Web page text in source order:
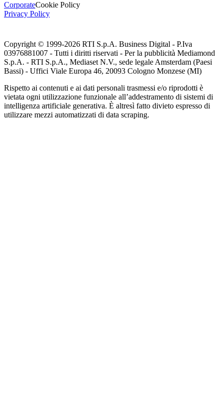
CorporateCookie Policy
Privacy Policy
Copyright © 1999-2026 RTI S.p.A. Business Digital - P.Iva
03976881007 - Tutti i diritti riservati - Per la pubblicità Mediamond
S.p.A. - RTI S.p.A., Mediaset N.V., sede legale Amsterdam (Paesi
Bassi) - Uffici Viale Europa 46, 20093 Cologno Monzese (MI)
Rispetto ai contenuti e ai dati personali trasmessi e/o riprodotti è
vietata ogni utilizzazione funzionale all’addestramento di sistemi di
intelligenza artificiale generativa. È altresì fatto divieto espresso di
utilizzare mezzi automatizzati di data scraping.